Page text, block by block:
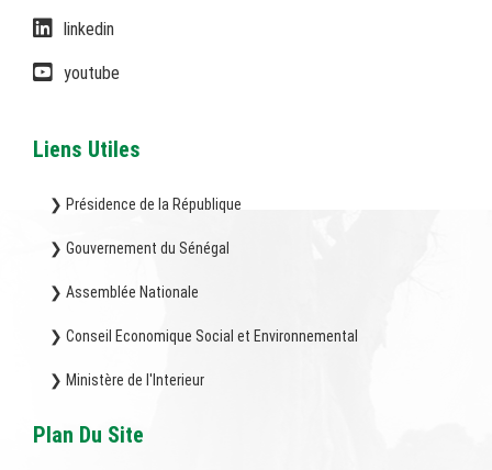
linkedin
youtube
Liens Utiles
❯ Présidence de la République
❯ Gouvernement du Sénégal
❯ Assemblée Nationale
❯ Conseil Economique Social et Environnemental
❯ Ministère de l'Interieur
Plan Du Site